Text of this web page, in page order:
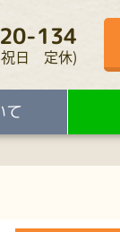
134
祝日 定休)
て